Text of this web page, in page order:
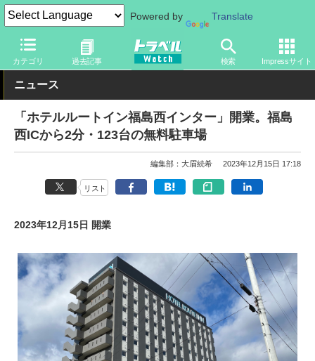
Powered by Translate
カテゴリ 過去記事 検索 Impressサイト
トラベル Watch 旅の情報 ホテル・旅館
ニュース
「ホテルルートイン福島西インター」開業。福島
西ICから2分・123台の無料駐車場
編集部：大眉続希 2023年12月15日 17:18
リスト
2023年12月15日 開業